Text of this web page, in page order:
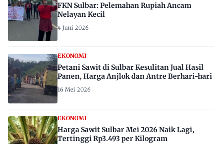
FKN Sulbar: Pelemahan Rupiah Ancam
Nelayan Kecil
4 Juni 2026
EKONOMI
Petani Sawit di Sulbar Kesulitan Jual Hasil
Panen, Harga Anjlok dan Antre Berhari-hari
16 Mei 2026
EKONOMI
Harga Sawit Sulbar Mei 2026 Naik Lagi,
Tertinggi Rp3.493 per Kilogram